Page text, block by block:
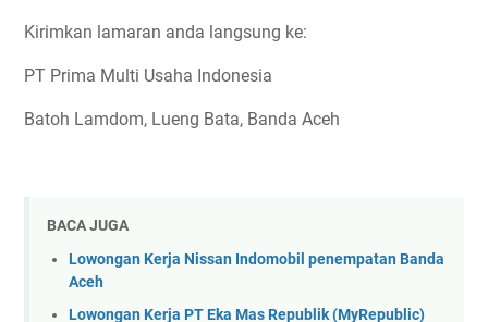
Kirimkan lamaran anda langsung ke:
PT Prima Multi Usaha Indonesia
Batoh Lamdom, Lueng Bata, Banda Aceh
BACA JUGA
Lowongan Kerja Nissan Indomobil penempatan Banda
Aceh
Lowongan Kerja PT Eka Mas Republik (MyRepublic)